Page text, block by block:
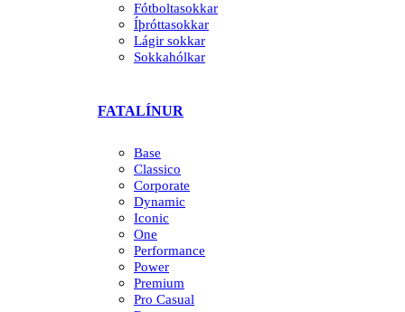
Fótboltasokkar
Íþróttasokkar
Lágir sokkar
Sokkahólkar
FATALÍNUR
Base
Classico
Corporate
Dynamic
Iconic
One
Performance
Power
Premium
Pro Casual